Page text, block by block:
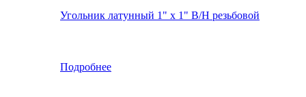
Угольник латунный 1" x 1" В/Н резьбовой
Подробнее